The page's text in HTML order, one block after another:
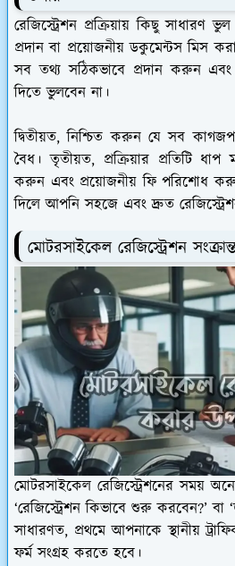
রেজিস্ট্রেশন প্রক্রিয়ায় কিছু সাধারণ
প্রদান বা প্রয়োজনীয় ডকুমেন্টস মিস
সব তথ্য সঠিকভাবে প্রদান করুন
দিতে ভুলবেন না।
দ্বিতীয়ত, নিশ্চিত করুন যে সব
বৈধ। তৃতীয়ত, প্রক্রিয়ার প্রতিটি
করুন এবং প্রয়োজনীয় ফি পরিশোধ
দিলে আপনি সহজে এবং দ্রুত
মোটরসাইকেল রেজিস্ট্রেশন
মোটরসাইকেল রেজিস্ট্রেশনের সময়
‘রেজিস্ট্রেশন কিভাবে শুরু করবেন?’
সাধারণত, প্রথমে আপনাকে স্থানীয়
ফর্ম সংগ্রহ করতে হবে।